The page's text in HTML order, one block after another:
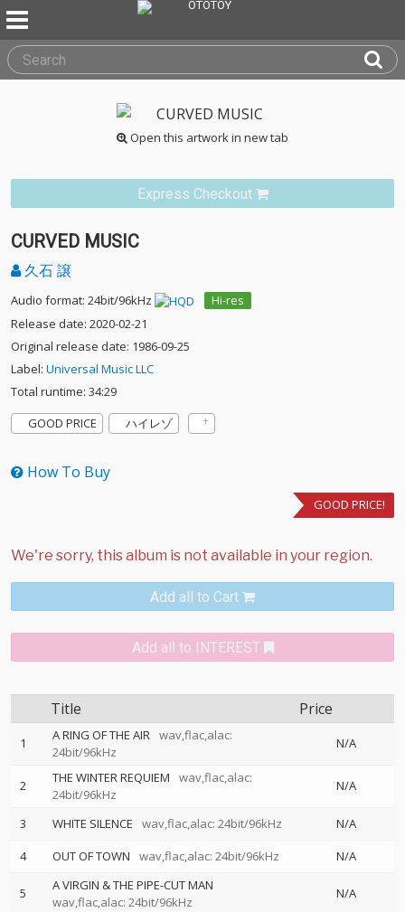
Open this artwork in new tab
Express Checkout
CURVED MUSIC
久石 譲
Audio format: 24bit/96kHz
Hi-res
Release date: 2020-02-21
Original release date: 1986-09-25
Label: Universal Music LLC
Total runtime: 34:29
GOOD PRICE
ハイレゾ
How To Buy
GOOD PRICE!
Add all to Cart
Add all to INTEREST
Title Price
1 A RING OF THE AIR wav,flac,alac:
24bit/96kHz
N/A
2 THE WINTER REQUIEM
wav,flac,alac:
24bit/96kHz
N/A
3 WHITE SILENCE wav,flac,alac: 24bit/96kHz
N/A
4
OUT OF TOWN wav,flac,alac: 24bit/96kHz N/A
5
A VIRGIN & THE PIPE-CUT MAN
wav,flac,alac: 24bit/96kHz
N/A